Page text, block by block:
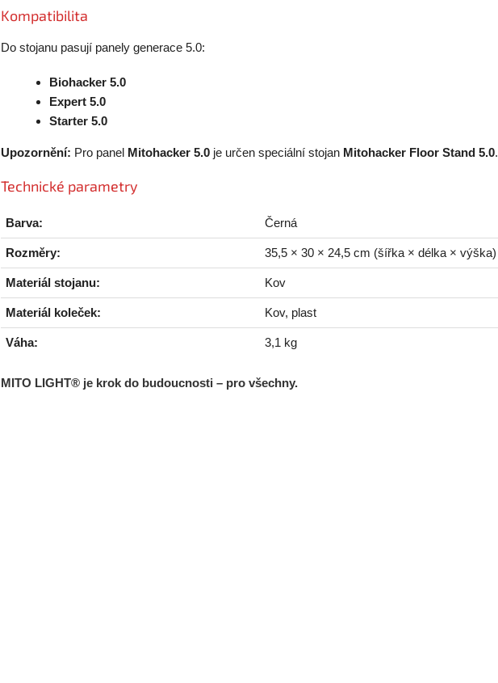
Kompatibilita
Do stojanu pasují panely generace 5.0:
Biohacker 5.0
Expert 5.0
Starter 5.0
Upozornění: Pro panel Mitohacker 5.0 je určen speciální stojan Mitohacker Floor Stand 5.0.
Technické parametry
Barva: Černá
Rozměry: 35,5 × 30 × 24,5 cm (šířka × délka × výška)
Materiál stojanu: Kov
Materiál koleček: Kov, plast
Váha: 3,1 kg
MITO LIGHT® je krok do budoucnosti – pro všechny.